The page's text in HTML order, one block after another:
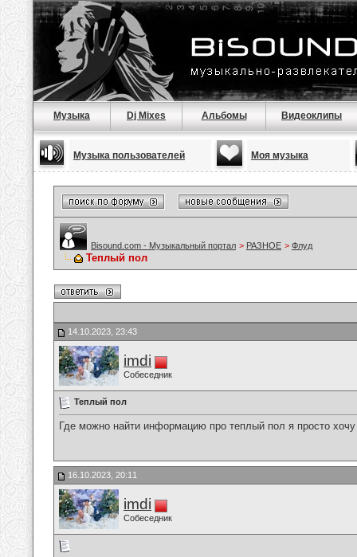
Музыка Dj Mixes Альбомы Видеоклипы
Музыка пользователей Моя музыка
Bisound.com - Музыкальный портал > РАЗНОЕ > Флуд
Теплый пол
14.10.2023, 23:43
imdi
Собеседник
Теплый пол
Где можно найти информацию про теплый пол я просто
16.10.2023, 20:11
imdi
Собеседник